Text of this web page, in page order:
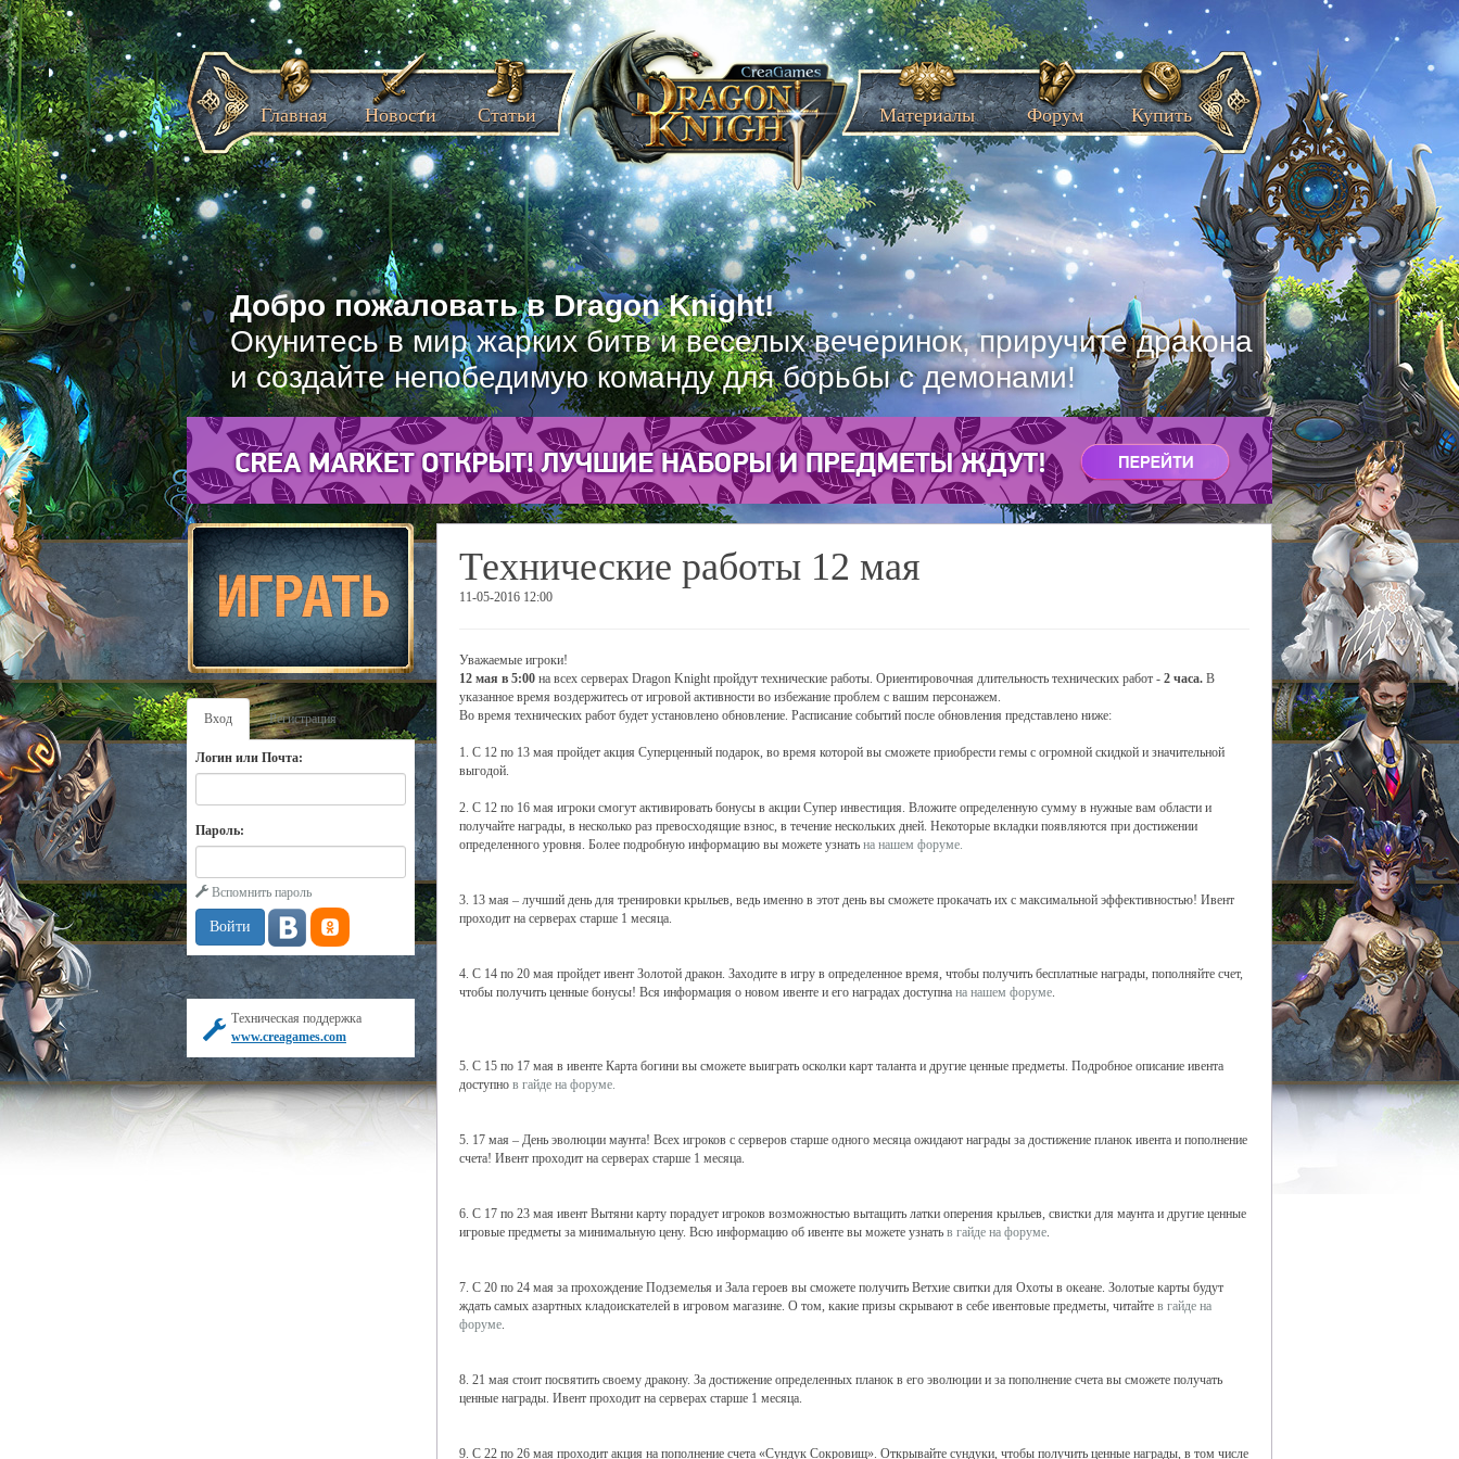
Добро пожаловать в Dragon Knight!
Окунитесь в мир жарких битв и веселых вечеринок, приручите дракона
и создайте непобедимую команду для борьбы с демонами!
Главная Новости Статьи Материалы Форум Купить
Вход Регистрация
Логин или Почта:
Пароль:
Вспомнить пароль
Техническая поддержка
www.creagames.com
Технические работы 12 мая
11-05-2016 12:00
Уважаемые игроки!
12 мая в 5:00 на всех серверах Dragon Knight пройдут технические работы. Ориентировочная длительность технических работ - 2 часа. В
указанное время воздержитесь от игровой активности во избежание проблем с вашим персонажем.
Во время технических работ будет установлено обновление. Расписание событий после обновления представлено ниже:
1. С 12 по 13 мая пройдет акция Суперценный подарок, во время которой вы сможете приобрести гемы с огромной скидкой и значительной
выгодой.
2. С 12 по 16 мая игроки смогут активировать бонусы в акции Супер инвестиция. Вложите определенную сумму в нужные вам области и
получайте награды, в несколько раз превосходящие взнос, в течение нескольких дней. Некоторые вкладки появляются при достижении
определенного уровня. Более подробную информацию вы можете узнать на нашем форуме.
3. 13 мая – лучший день для тренировки крыльев, ведь именно в этот день вы сможете прокачать их с максимальной эффективностью! Ивент
проходит на серверах старше 1 месяца.
4. С 14 по 20 мая пройдет ивент Золотой дракон. Заходите в игру в определенное время, чтобы получить бесплатные награды, пополняйте счет,
чтобы получить ценные бонусы! Вся информация о новом ивенте и его наградах доступна на нашем форуме.
5. С 15 по 17 мая в ивенте Карта богини вы сможете выиграть осколки карт таланта и другие ценные предметы. Подробное описание ивента
доступно в гайде на форуме.
5. 17 мая – День эволюции маунта! Всех игроков с серверов старше одного месяца ожидают награды за достижение планок ивента и пополнение
счета! Ивент проходит на серверах старше 1 месяца.
6. С 17 по 23 мая ивент Вытяни карту порадует игроков возможностью вытащить латки оперения крыльев, свистки для маунта и другие ценные
игровые предметы за минимальную цену. Всю информацию об ивенте вы можете узнать в гайде на форуме.
7. С 20 по 24 мая за прохождение Подземелья и Зала героев вы сможете получить Ветхие свитки для Охоты в океане. Золотые карты будут
ждать самых азартных кладоискателей в игровом магазине. О том, какие призы скрывают в себе ивентовые предметы, читайте в гайде на
форуме.
8. 21 мая стоит посвятить своему дракону. За достижение определенных планок в его эволюции и за пополнение счета вы сможете получать
ценные награды. Ивент проходит на серверах старше 1 месяца.
9. С 22 по 26 мая проходит акция на пополнение счета «Сундук Сокровищ». Открывайте сундуки, чтобы получить ценные награды, в том числе